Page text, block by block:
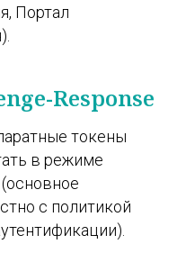
Портал
Response
токены
в режиме
с политикой